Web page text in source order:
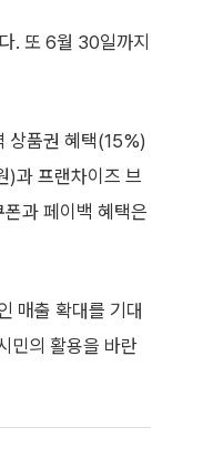
. 또 6월 30일까지
상품권 혜택(15%)
과 프랜차이즈 브
과 페이백 혜택은
매출 확대를 기대
민의 활용을 바란